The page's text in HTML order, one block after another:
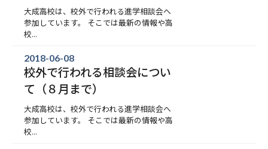
大成高校は、校外で行われる進学相談会へ
参加しています。 そこでは最新の情報や高
校...
2018-06-08
校外で行われる相談会につい
て（８月まで）
大成高校は、校外で行われる進学相談会へ
参加しています。 そこでは最新の情報や高
校...